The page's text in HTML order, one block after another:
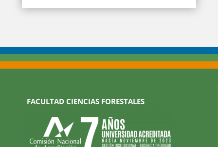
FACULTAD CIENCIAS FORESTALES